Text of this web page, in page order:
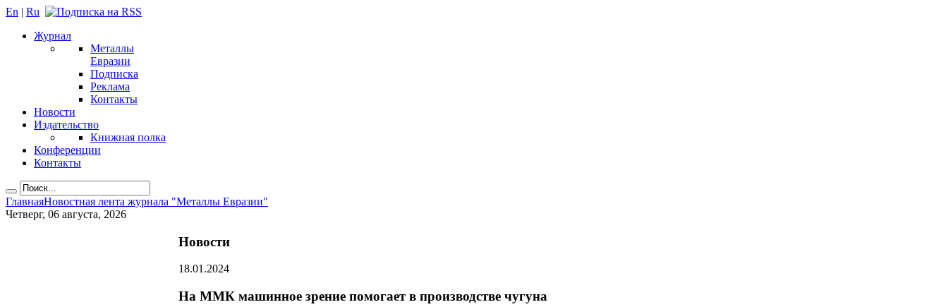
En | Ru
Журнал
Металлы
Евразии
Подписка
Реклама
Контакты
Новости
Издательство
Книжная полка
Конференции
Контакты
ГлавнаяНовостная лента журнала "Металлы Евразии"
Четверг, 06 августа, 2026
Новости
18.01.2024
На ММК машинное зрение помогает в производстве чугуна